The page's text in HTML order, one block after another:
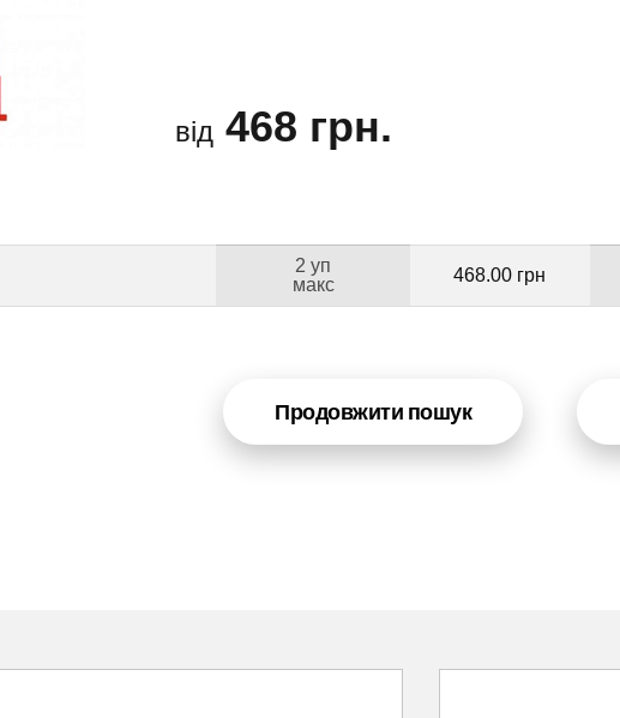
від 468 грн.
2 уп
макс
468.00 грн
Продовжити пошук